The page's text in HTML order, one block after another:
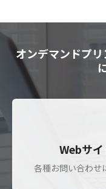
オンデマンドプ
Webサ
各種お問い合わせ